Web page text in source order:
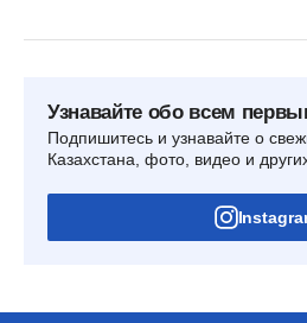
Узнавайте обо всем
Подпишитесь и узнавайте о
Казахстана, фото, видео и